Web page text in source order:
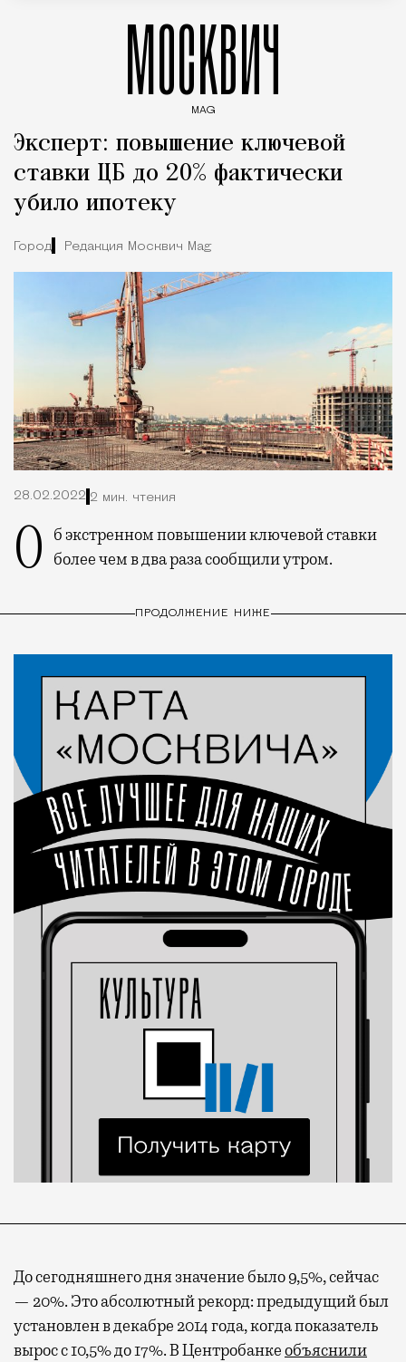
МОСКВИЧ
MAG
Эксперт: повышение ключевой
ставки ЦБ до 20% фактически
убило ипотеку
Город Редакция Москвич Mag
28.02.2022 2 мин. чтения
Об экстренном повышении ключевой ставки более чем в два раза сообщили утром.
ПРОДОЛЖЕНИЕ НИЖЕ
До сегодняшнего дня значение было 9,5%, сейчас
— 20%. Это абсолютный рекорд: предыдущий был
установлен в декабре 2014 года, когда показатель
вырос с 10,5% до 17%. В Центробанкеобъяснили